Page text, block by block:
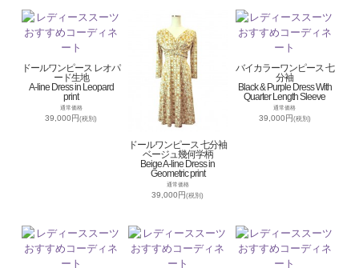
ドールワンピース レオパ
ード生地
A-line Dress in Leopard
print
通常価格
39,000円(税別)
ドールワンピース 七分袖
ベージュ幾何学柄
Beige A-line Dress in
Geometric print
通常価格
39,000円(税別)
バイカラーワンピース 七
分袖
Black & Purple Dress With
Quarter Length Sleeve
通常価格
39,000円(税別)